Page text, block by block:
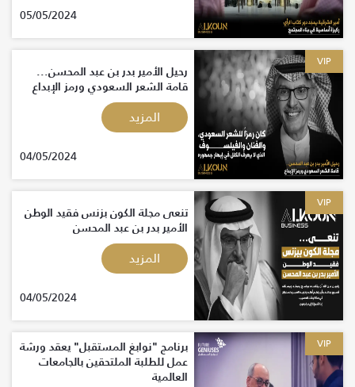
05/05/2024
VIP
رحيل الأمير بدر بن عبد المحسن...
قامة الشعر السعودي ورمز الإبداع
المزيد
04/05/2024
VIP
تنعى مجلة الكون بزنس فقيد الوطن
الأمير بدر بن عبد المحسن
المزيد
04/05/2024
VIP برنامج "نوابغ المستقبل" يعقد ورشة
عمل للطلبة الملتحقين بالجامعات
العالمية